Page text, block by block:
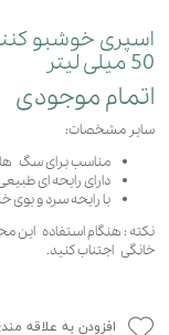
اسپری خوشبو
50 میلی لیتر
اتمام موجودی
سایر مشخصات:
مناسب برای سگ
دارای رایحه ای
با رایحه سرد و بوی
نکته : هنگام استفاده این
خانگی اجتناب کنید.
افزودن به علاقه